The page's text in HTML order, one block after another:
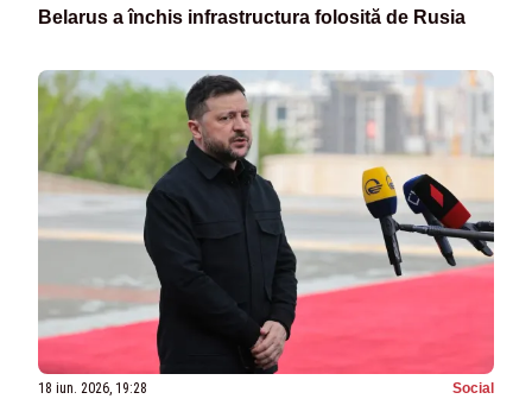
Belarus a închis infrastructura folosită de Rusia
18 iun. 2026, 19:28 Social